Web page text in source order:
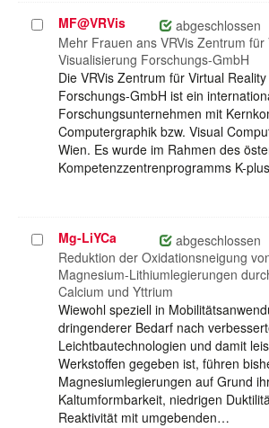
Projekt
auswählen
MF@VRVis abgeschlossen
Mehr Frauen ans VRVis Zentrum
Visualisierung Forschungs-GmbH
Die VRVis Zentrum für Virtual
Forschungs-GmbH ist ein
Forschungsunternehmen mit
Computergraphik bzw. Visual
Wien. Es wurde im Rahmen des
Kompetenzzentrenprogramms K-
Projekt
auswählen
Mg-LiYCa abgeschlossen
Reduktion der Oxidationsneigung
Magnesium-Lithiumlegierungen
Calcium und Yttrium
Wiewohl speziell in
dringenderer Bedarf nach
Leichtbautechnologien und damit
Werkstoffen gegeben ist, führen
Magnesiumlegierungen auf Grund
Kaltumformbarkeit, niedrigen
Reaktivität mit umgebenden…